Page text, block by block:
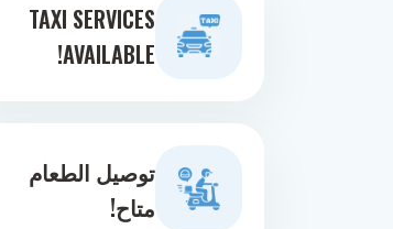
TAXI SERVICES
AVAILABLE!
توصيل الطعام
متاح!